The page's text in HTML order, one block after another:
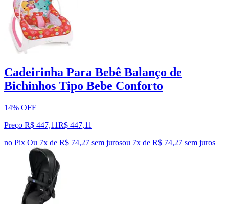
Cadeirinha Para Bebê Balanço de
Bichinhos Tipo Bebe Conforto
14% OFF
Preço R$ 447,11R$ 447,11
no Pix Ou 7x de R$ 74,27 sem jurosou 7x de R$ 74,27 sem juros